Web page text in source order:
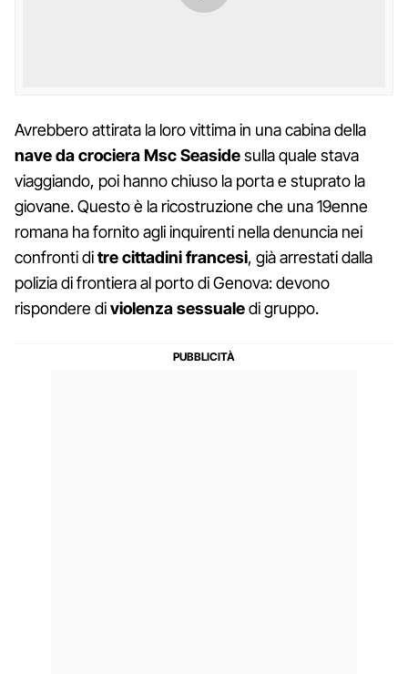
Avrebbero attirata la loro vittima in una cabina della
nave da crociera Msc Seasidesulla quale stava
viaggiando, poi hanno chiuso la porta e stuprato la
giovane. Questo è la ricostruzione che una 19enne
romana ha fornito agli inquirenti nella denuncia nei
confronti ditre cittadini francesi, già arrestati dalla
polizia di frontiera al porto di Genova: devono
rispondere diviolenza sessualedi gruppo.